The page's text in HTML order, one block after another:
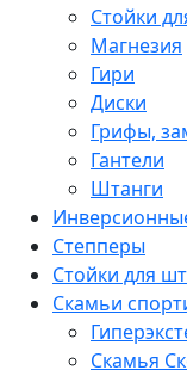
Стойки
Магнезия
Гири
Диски
Грифы,
Гантели
Штанги
Степперы
Стойки для
Скамьи
Скамья